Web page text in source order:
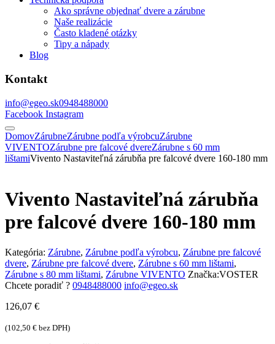
Ako správne objednať dvere a zárubne
Naše realizácie
Často kladené otázky
Tipy a nápady
Blog
Kontakt
info@egeo.sk0948488000
Facebook Instagram
DomovZárubneZárubne podľa výrobcuZárubne
VIVENTOZárubne pre falcové dvereZárubne s 60 mm
lištamiVivento Nastaviteľná zárubňa pre falcové dvere 160-180 mm
Vivento Nastaviteľná zárubňa
pre falcové dvere 160-180 mm
Kategória: Zárubne, Zárubne podľa výrobcu, Zárubne pre falcové
dvere, Zárubne pre falcové dvere, Zárubne s 60 mm lištami,
Zárubne s 80 mm lištami, Zárubne VIVENTO Značka:VOSTER
Chcete poradiť ? 0948488000 info@egeo.sk
126,07 €
(102,50 € bez DPH)